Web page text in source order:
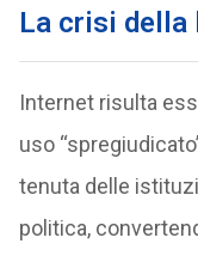
La crisi
Internet risulta
uso
tenuta delle
politica,